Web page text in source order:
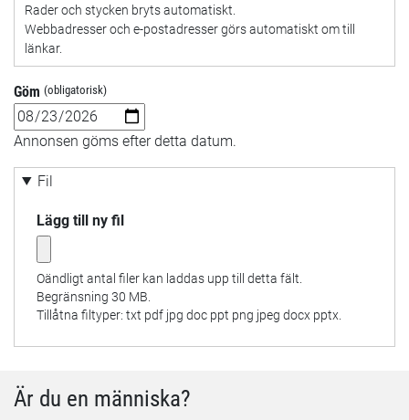
Rader och stycken bryts automatiskt.
Webbadresser och e-postadresser görs automatiskt om till
länkar.
Göm
Datum
Annonsen göms efter detta datum.
Fil
Lägg till ny fil
Oändligt antal filer kan laddas upp till detta fält.
Begränsning 30 MB.
Tillåtna filtyper: txt pdf jpg doc ppt png jpeg docx pptx.
Är du en människa?